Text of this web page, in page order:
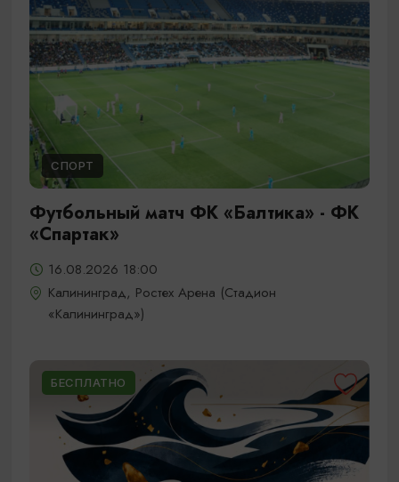
СПОРТ
Футбольный матч ФК «Балтика» - ФК
«Спартак»
16.08.2026 18:00
Калининград, Ростех Арена (Стадион
«Калининград»)
БЕСПЛАТНО